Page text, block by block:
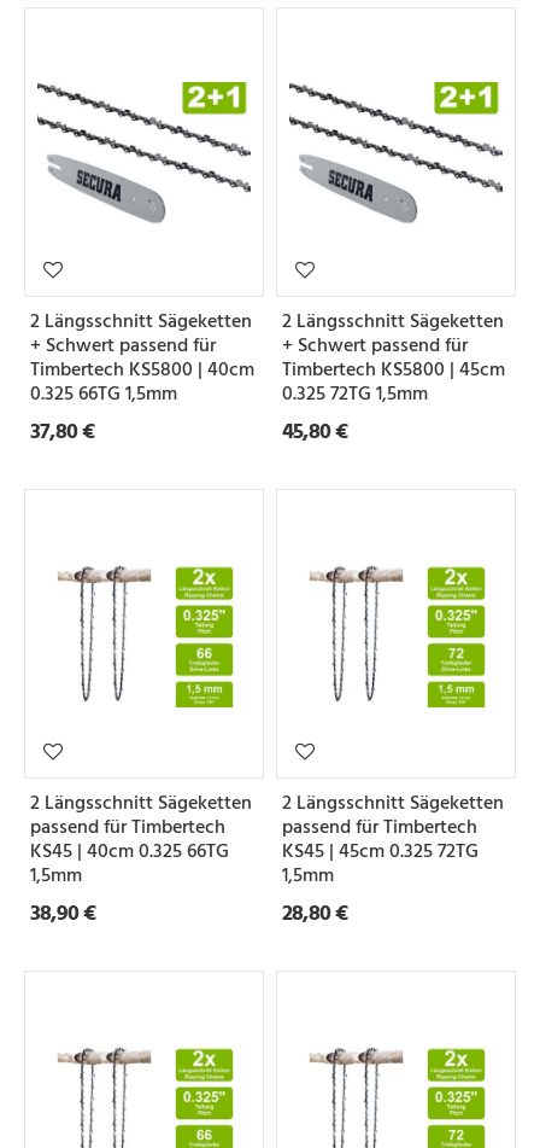
2 Längsschnitt Sägeketten
+ Schwert passend für
Timbertech KS5800 | 40cm
0.325 66TG 1,5mm
37,80 €
2 Längsschnitt Sägeketten
+ Schwert passend für
Timbertech KS5800 | 45cm
0.325 72TG 1,5mm
45,80 €
2 Längsschnitt Sägeketten
passend für Timbertech
KS45 | 40cm 0.325 66TG
1,5mm
38,90 €
2 Längsschnitt Sägeketten
passend für Timbertech
KS45 | 45cm 0.325 72TG
1,5mm
28,80 €